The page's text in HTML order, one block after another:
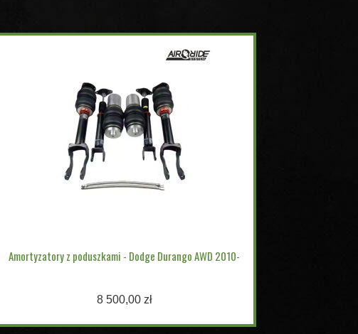
Amortyzatory z poduszkami - Dodge Durango AWD 2010-
8 500,00 zł